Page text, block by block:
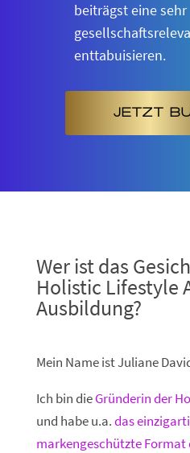
beiträgst eine sehr
enttabuisieren.
JETZT
Wer ist das
Holistic Lifestyle
Ausbildung?
Mein Name ist Juliane
Ich bin dieGründerin der
und habe u.a.das
markengeschützte